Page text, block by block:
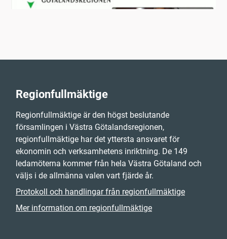
Regionfullmäktige
Regionfullmäktige är den högst beslutande
församlingen i Västra Götalandsregionen,
regionfullmäktige har det yttersta ansvaret för
ekonomin och verksamhetens inriktning. De 149
ledamöterna kommer från hela Västra Götaland och
väljs i de allmänna valen vart fjärde år.
Protokoll och handlingar från regionfullmäktige
Mer information om regionfullmäktige